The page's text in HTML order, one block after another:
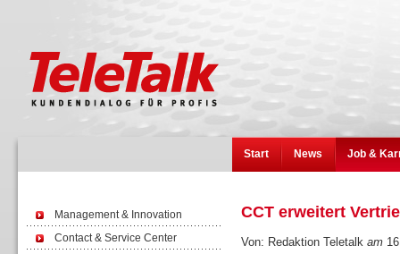
Start News Job &
Management & Innovation
Contact & Service Center
CCT erweitert
Von: Redaktion Teletalk am